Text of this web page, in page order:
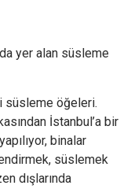
yer alan süsleme
süsleme öğeleri.
İstanbul’a bir
binalar
süslemek
dışlarında